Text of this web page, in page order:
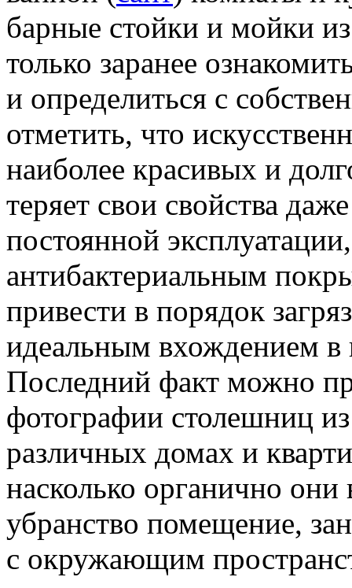
барные стойки и мойки
только заранее
и определиться с
отметить, что
наиболее красивых и
теряет свои свойства
постоянной
антибактериальным
привести в порядок
идеальным вхождением
Последний факт можно
фотографии столешниц
различных домах и
насколько органично
убранство помещение,
с окружающим